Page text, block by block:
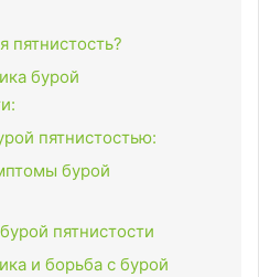
пятнистость?
бурой
пятнистостью:
бурой
пятнистости
и борьба с бурой